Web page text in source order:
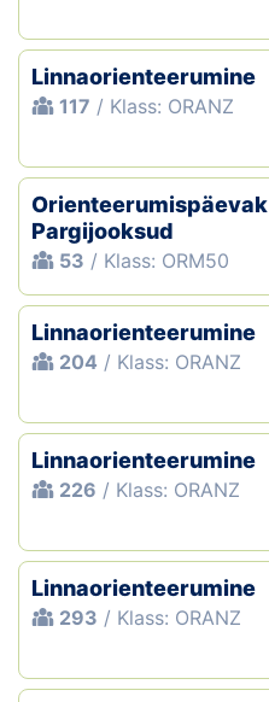
Linnaorienteerumine
117 / Klass: ORANZ
Orienteerumispäevak
Pargijooksud
53 / Klass: ORM50
Linnaorienteerumine
204 / Klass: ORANZ
Linnaorienteerumine
226 / Klass: ORANZ
Linnaorienteerumine
293 / Klass: ORANZ